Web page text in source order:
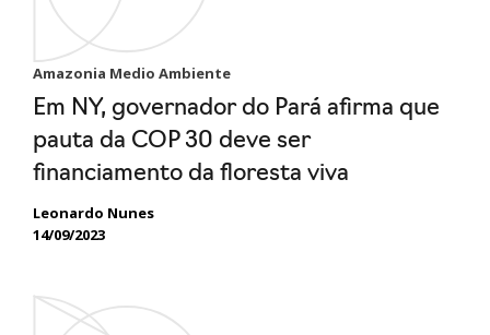
Amazonia Medio Ambiente
Em NY, governador do Pará afirma que
pauta da COP 30 deve ser
financiamento da floresta viva
Leonardo Nunes
14/09/2023